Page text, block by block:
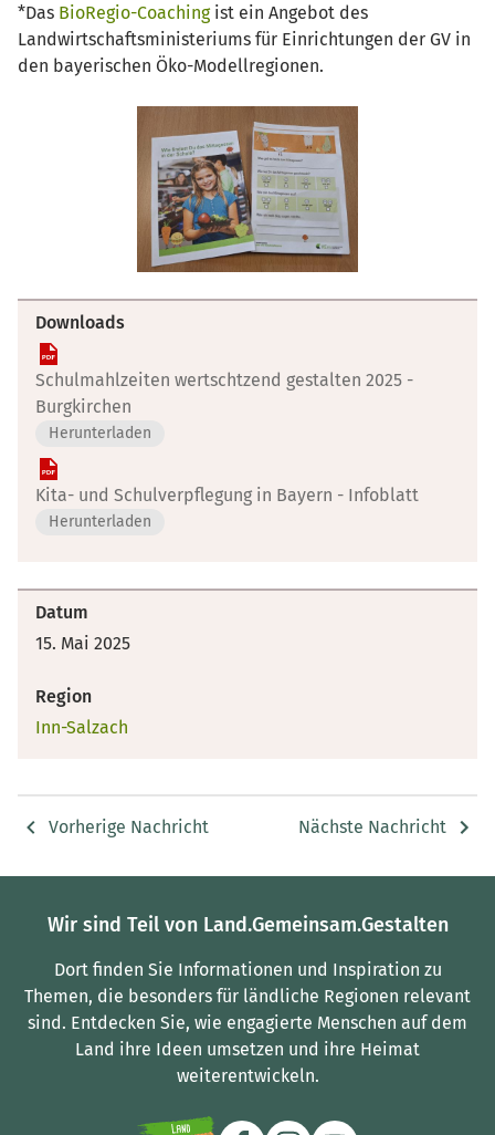
*Das BioRegio-Coachingist ein Angebot des
Landwirtschaftsministeriums für Einrichtungen der GV in
den bayerischen Öko-Modellregionen.
Downloads
Schulmahlzeiten wertschtzend gestalten 2025 -
Burgkirchen
Herunterladen
Kita- und Schulverpflegung in Bayern - Infoblatt
Herunterladen
Datum
15. Mai 2025
Region
Inn-Salzach
Vorherige Nachricht Nächste Nachricht
Wir sind Teil von Land.Gemeinsam.Gestalten
Dort finden Sie Informationen und Inspiration zu
Themen, die besonders für ländliche Regionen relevant
sind. Entdecken Sie, wie engagierte Menschen auf dem
Land ihre Ideen umsetzen und ihre Heimat
weiterentwickeln.